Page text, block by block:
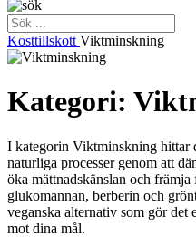
Kosttillskott Viktminskning
Kategori:
I kategorin Viktminskning hittar
naturliga processer genom att
öka mättnadskänslan och
glukomannan, berberin och
veganska alternativ som gör
mot dina mål.